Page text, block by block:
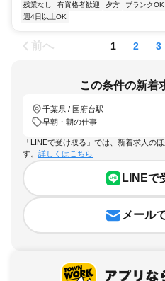
残業なし
有資格者歓迎 夕方 ブランクOK
週4日以上OK
前へ 1 2 3
この条件の新着
千葉県 / 国府台駅
早朝・朝の仕事
「LINEで受け取る」では、新着求人の
す。 詳しくはこちら
LINEで
メール